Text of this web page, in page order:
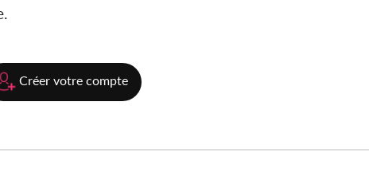
Créer votre compte